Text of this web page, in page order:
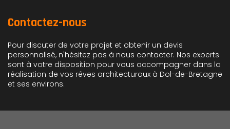
Contactez-nous
Pour discuter de votre projet et obtenir un devis
personnalisé, n'hésitez pas à nous contacter. Nos experts
sont à votre disposition pour vous accompagner dans la
réalisation de vos rêves architecturaux à Dol-de-Bretagne
et ses environs.